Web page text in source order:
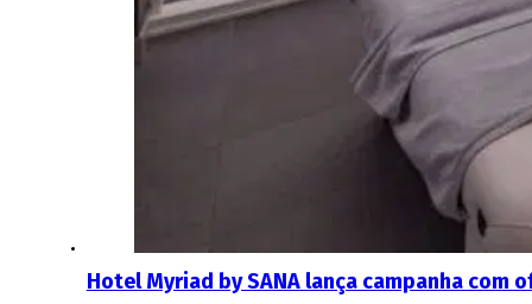
Hotel Myriad by SANA lança campanha com